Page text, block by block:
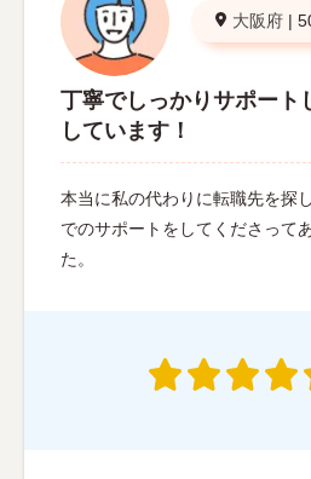
大阪府 |
丁寧でしっかりサポート
しています！
本当に私の代わりに転職先を探
でのサポートをしてくださって
た。